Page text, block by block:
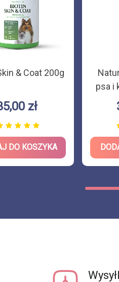
& Coat 200g
zł
DO KOSZYKA
psa i